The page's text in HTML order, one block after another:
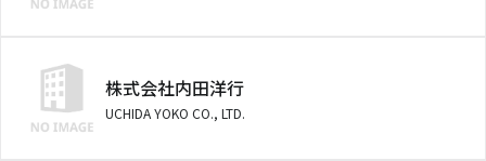
株式会社内田洋行
UCHIDA YOKO CO., LTD.